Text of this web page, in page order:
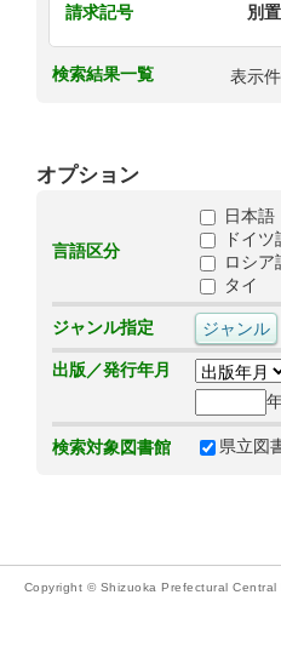
請求記号
別置
検索結果一覧 表示
オプション
言語区分
日本語
ドイツ
ロシア
タイ
ジャンル指定
出版／発行年月
検索対象図書館 県立図
Copyright © Shizuoka Prefectural Central